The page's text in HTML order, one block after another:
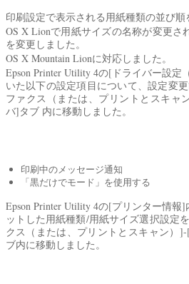
印刷設定で表示される用紙種類の並び順
OS X Lionで用紙サイズの名称が変更
を変更しました。
OS X Mountain Lionに対応しました。
Epson Printer Utility 4の[ドライバー設
いた以下の設定項目について、設定変
ファクス（または、プリントとスキ
バ]タブ 内に移動しました。
印刷中のメッセージ通知
「黒だけでモード」を使用する
Epson Printer Utility 4の[プリンター情
ットした用紙種類/用紙サイズ選択設定
クス（または、プリントとスキャン）
ブ内に移動しました。